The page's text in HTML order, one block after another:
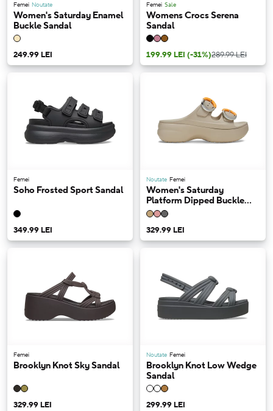
Femei Noutate
Women's Saturday Enamel
Buckle Sandal
249.99 LEI
Femei Sale
Womens Crocs Serena
Sandal
199.99 LEI (-31%)289.99 LEI
Femei
Soho Frosted Sport Sandal
349.99 LEI
Noutate Femei
Women's Saturday
Platform Dipped Buckle
Sandal
329.99 LEI
Femei
Brooklyn Knot Sky Sandal
329.99 LEI
Noutate Femei
Brooklyn Knot Low Wedge
Sandal
299.99 LEI